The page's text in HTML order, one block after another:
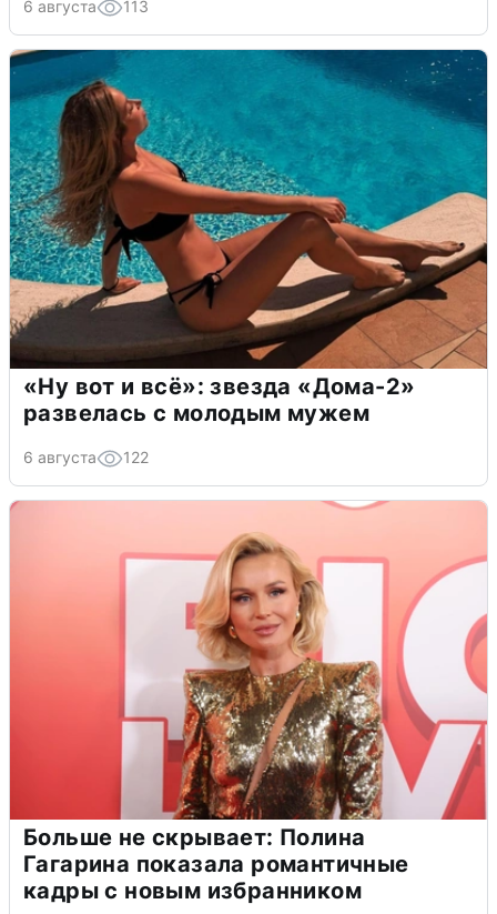
6 августа 113
«Ну вот и всё»: звезда «Дома-2»
развелась с молодым мужем
6 августа 122
Больше не скрывает: Полина
Гагарина показала романтичные
кадры с новым избранником